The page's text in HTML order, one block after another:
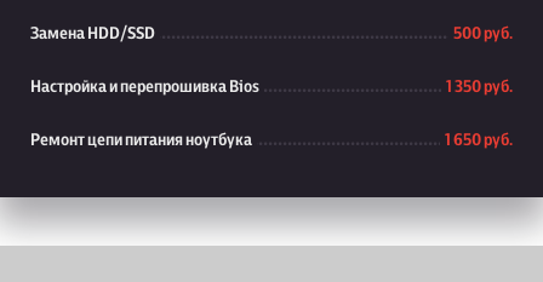
Замена HDD/SSD 500 руб.
Настройка и перепрошивка Bios 1 350 руб.
Ремонт цепи питания ноутбука 1 650 руб.